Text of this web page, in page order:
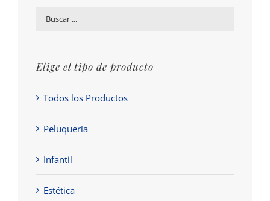
Elige el tipo de producto
Todos los Productos
Peluquería
Infantil
Estética